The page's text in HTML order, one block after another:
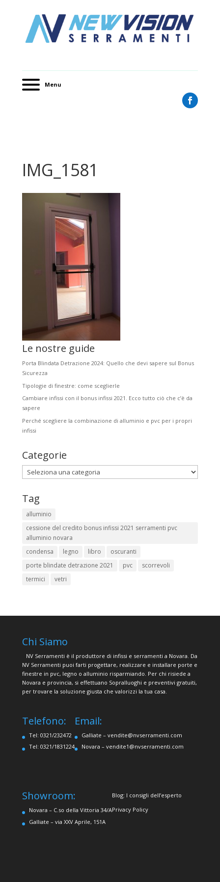
Menu
IMG_1581
Le nostre guide
Porta Blindata Detrazione 2024: Quello che devi sapere sul Bonus
Sicurezza
Tipologie di finestre: come sceglierle
Cambiare infissi con il bonus infissi 2021. Ecco tutto ciò che c’è da
sapere
Perché scegliere la combinazione di alluminio e pvc per i propri
infissi
Categorie
Categorie
Tag
alluminio
cessione del credito bonus infissi 2021 serramenti pvc
alluminio novara
condensa
legno libro
oscuranti
porte blindate detrazione 2021
pvc
scorrevoli
termici
vetri
Chi Siamo
NV Serramenti è il produttore di infissi e serramenti a Novara. Da
NV Serramenti puoi farti progettare, realizzare e installare porte e
finestre in pvc, legno o alluminio risparmiando. Per chi risiede a
Novara e provincia, si effettuano Sopralluoghi e preventivi gratuiti,
per trovare la soluzione giusta che valorizzi la tua casa.
Telefono:
Tel: 0321/232472
Tel: 0321/1831224
Email:
Galliate – vendite@nvserramenti.com
Novara – vendite1@nvserramenti.com
Showroom:
Novara – C.so della Vittoria 34/A
Galliate – via XXV Aprile, 151A
Blog: I consigli dell’esperto
Privacy Policy